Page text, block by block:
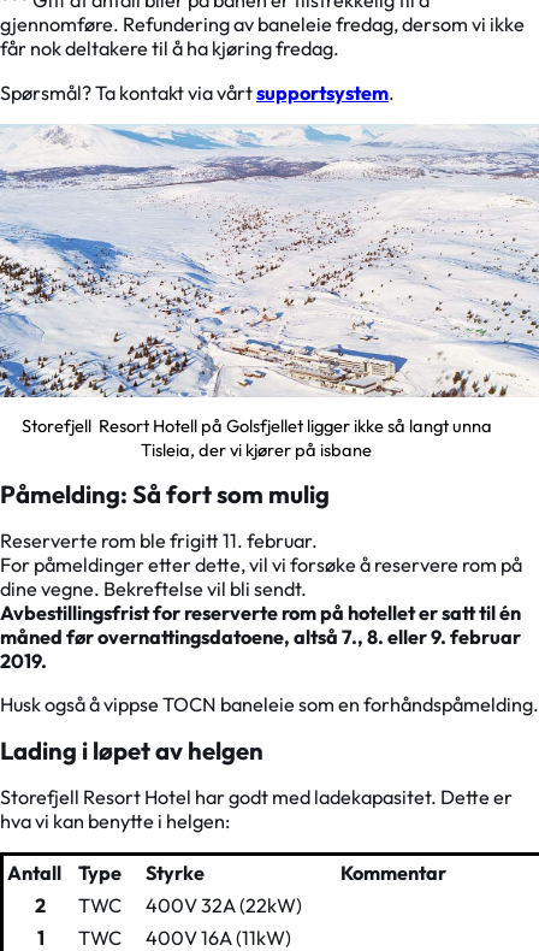
gjennomføre. Refundering av baneleie fredag, dersom vi ikke
får nok deltakere til å ha kjøring fredag.
Spørsmål? Ta kontakt via vårtsupportsystem.
Storefjell Resort Hotell på Golsfjellet ligger ikke så langt unna
Tisleia, der vi kjører på isbane
Påmelding: Så fort som mulig
Reserverte rom ble frigitt 11. februar.
For påmeldinger etter dette, vil vi forsøke å reservere rom på
dine vegne. Bekreftelse vil bli sendt.
Avbestillingsfrist for reserverte rom på hotellet er satt til én
måned før overnattingsdatoene, altså 7., 8. eller 9. februar
2019.
Husk også å vippse TOCN baneleie som en forhåndspåmelding.
Lading i løpet av helgen
Storefjell Resort Hotel har godt med ladekapasitet. Dette er
hva vi kan benytte i helgen:
Antall Type Styrke
Kommentar
2
TWC
400V 32A (22kW)
1
TWC
400V 16A (11kW)